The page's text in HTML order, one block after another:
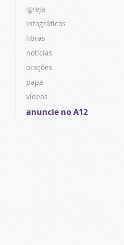
igreja
infográficos
libras
notícias
orações
papa
vídeos
anuncie no A12